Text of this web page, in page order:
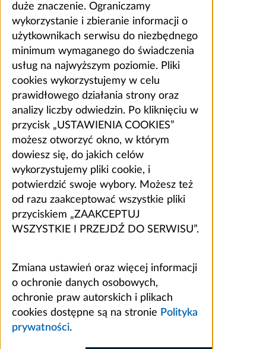
duże znaczenie. Ograniczamy
wykorzystanie i zbieranie informacji o
użytkownikach serwisu do niezbędnego
minimum wymaganego do świadczenia
usług na najwyższym poziomie. Pliki
cookies wykorzystujemy w celu
prawidłowego działania strony oraz
analizy liczby odwiedzin. Po kliknięciu w
przycisk „USTAWIENIA COOKIES”
możesz otworzyć okno, w którym
dowiesz się, do jakich celów
wykorzystujemy pliki cookie, i
potwierdzić swoje wybory. Możesz też
od razu zaakceptować wszystkie pliki
przyciskiem „ZAAKCEPTUJ
WSZYSTKIE I PRZEJDŹ DO SERWISU”.
Zmiana ustawień oraz więcej informacji
o ochronie danych osobowych,
ochronie praw autorskich i plikach
cookies dostępne są na stronie Polityka
prywatności.